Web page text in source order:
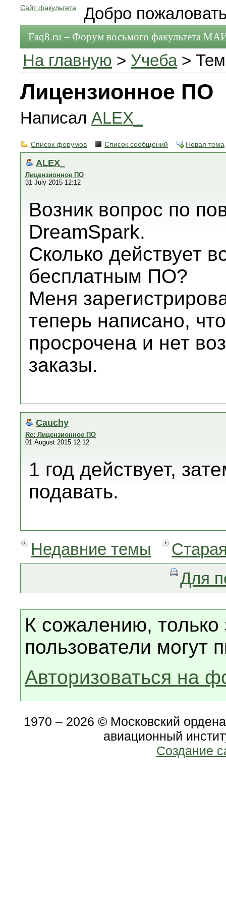
Сайт факультета Добро
Faq8.ru – Форум восьмого факультета
На главную > Учеба>
Лицензионное ПО
Написал ALEX_
Список форумов Список сообщений Новая тема
ALEX_
Лицензионное ПО
31 July 2015 12:12
Возник вопрос по
DreamSpark.
Сколько действует
бесплатным ПО?
Меня
теперь написано,
просрочена и нет
заказы.
Cauchy
Re: Лицензионное ПО
01 August 2015 12:12
1 год действует,
подавать.
Недавние темы
Для
К сожалению, только
пользователи могут
Авторизоваться на
1970 – 2026 © Московский
авиационный
Создание